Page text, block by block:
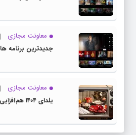
معاونت مجازی
جدیدترین برنامه ها
معاونت مجازی
یلدای ۱۴۰۴ هم‌افزایی آنتن و فضای مجازی